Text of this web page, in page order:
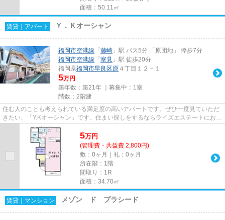
面積：50.11㎡
賃貸｜アパート Ｙ．Ｋオーシャン
福岡市空港線 「 藤崎 」駅 バス5分 「原団地」 停歩7分
福岡市空港線 「 室見 」駅 徒歩20分
福岡県福岡市早良区原 ４丁目１２－１
5万円
築年数：築21年 ｜募集中： 1室
階数：2階建
住む人のことも考えられている満足度の高いアパートです。ぜひ一度見ていただ
きたい、「Y.Kオーシャン」です。住まい探しをするならライズエステートにお任
せ下さい。当社では、藤崎近...
5万円
(管理費・共益費 2,800円)
敷：0ヶ月｜礼：0ヶ月
所在階：1階
間取り：1R
面積：34.70㎡
賃貸｜マンション メゾン ド プラシード